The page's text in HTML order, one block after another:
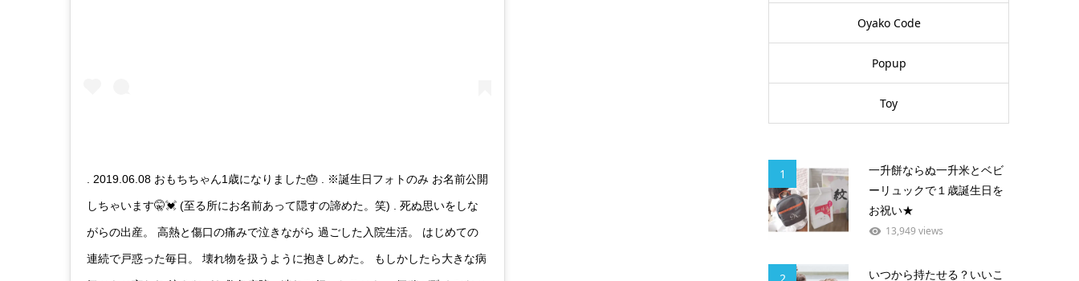
. 2019.06.08 おもちちゃん1歳になりました🎂 . ※誕生日フォトのみ お名前公開
しちゃいます🤫💓 (至る所にお名前あって隠すの諦めた。笑) . 死ぬ思いをしな
がらの出産。 高熱と傷口の痛みで泣きながら 過ごした入院生活。 はじめての
連続で戸惑った毎日。 壊れ物を扱うように抱きしめた。 もしかしたら大きな病
Oyako Code
Popup
Toy
1
一升餅ならぬ一升米とベビ
ーリュックで１歳誕生日を
お祝い★
13,949 views
いつから持たせる？いいこ